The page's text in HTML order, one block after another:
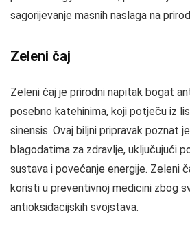
sagorijevanje masnih naslaga na
Zeleni čaj
Zeleni čaj je prirodni napitak bogat
posebno katehinima, koji potječu iz
sinensis. Ovaj biljni pripravak poznat
blagodatima za zdravlje, uključujući
sustava i povećanje energije. Zeleni
koristi u preventivnoj medicini zbog
antioksidacijskih svojstava.